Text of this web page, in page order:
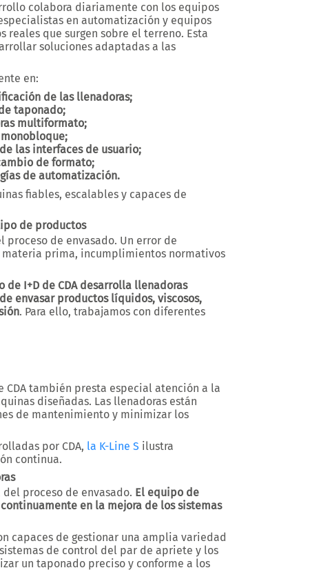
colabora diariamente con los equipos
en automatización y equipos
que surgen sobre el terreno. Esta
soluciones adaptadas a las
en:
de las llenadoras;
taponado;
multiformato;
las interfaces de usuario;
de formato;
de automatización.
fiables, escalables y capaces de
de productos
de envasado. Un error de
prima, incumplimientos normativos
de I+D de CDA desarrolla llenadoras
envasar productos líquidos, viscosos,
. Para ello, trabajamos con diferentes
también presta especial atención a la
diseñadas. Las llenadoras están
de mantenimiento y minimizar los
por CDA, la K-Line S ilustra
continua.
proceso de envasado. El equipo de
en la mejora de los sistemas
capaces de gestionar una amplia variedad
de control del par de apriete y los
un taponado preciso y conforme a los